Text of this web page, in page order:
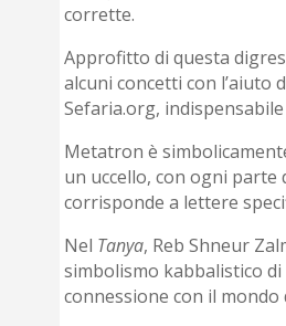
corrette.
Approfitto di questa
alcuni concetti con l’aiuto
Sefaria.org,
Metatron è
un uccello, con ogni parte
corrisponde a lettere
Nel Tanya, Reb Shneur
simbolismo kabbalistico
connessione con il mondo